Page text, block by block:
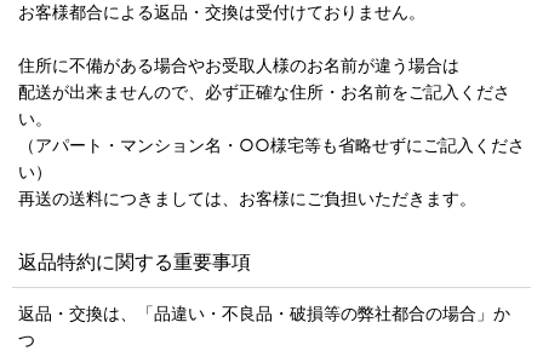
お客様都合による返品・交換は受付けておりません。
住所に不備がある場合やお受取人様のお名前が違う場合は
配送が出来ませんので、必ず正確な住所・お名前をご記入くださ
い。
（アパート・マンション名・○○様宅等も省略せずにご記入くださ
い）
再送の送料につきましては、お客様にご負担いただきます。
返品特約に関する重要事項
返品・交換は、「品違い・不良品・破損等の弊社都合の場合」か
つ